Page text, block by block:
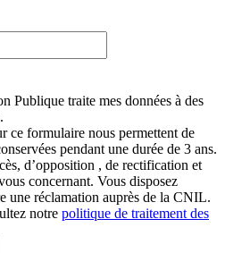
Publique traite mes données à des
ce formulaire nous permettent de
pendant une durée de 3 ans.
d’opposition , de rectification et
concernant. Vous disposez
une réclamation auprès de la CNIL.
notre politique de traitement des